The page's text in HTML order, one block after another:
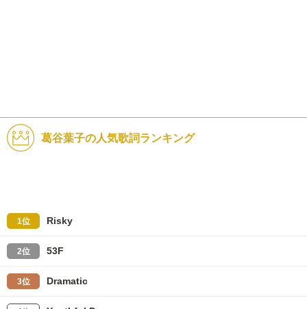
葛谷葉子の人気歌詞ランキング
1位 Risky
2位 53F
3位 Dramatic